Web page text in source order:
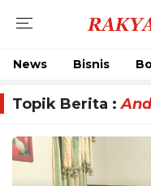
News Bisnis
Topik Berita :